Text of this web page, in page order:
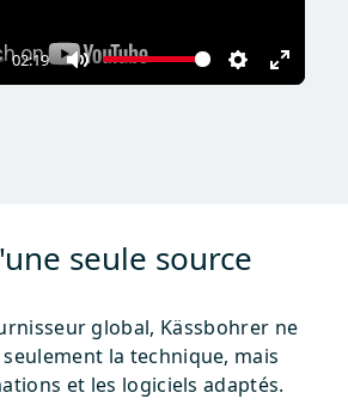
02:19
Mute Settings
Enter
seule source
global, Kässbohrer ne
la technique, mais
et les logiciels adaptés.